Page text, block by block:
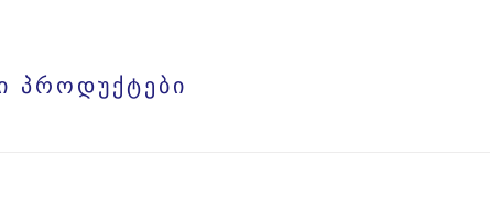
პროდუქტები